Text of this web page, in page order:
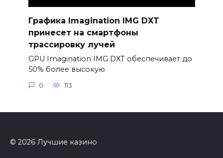
Графика Imagination IMG DXT
принесет на смартфоны
трассировку лучей
GPU Imagination IMG DXT обеспечивает до
50% более высокую
0 113
© 2026 Лучшие казино